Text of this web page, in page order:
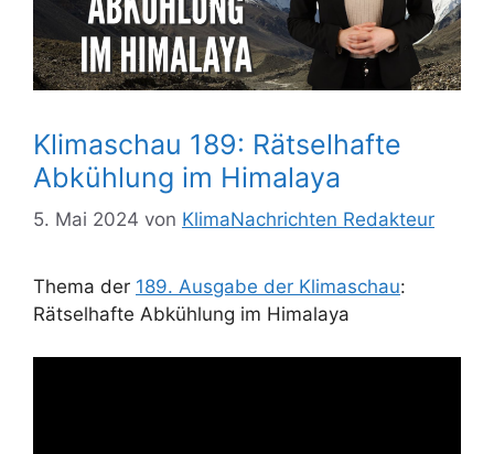
Klimaschau 189: Rätselhafte
Abkühlung im Himalaya
5. Mai 2024 von KlimaNachrichten Redakteur
Thema der 189. Ausgabe der Klimaschau:
Rätselhafte Abkühlung im Himalaya